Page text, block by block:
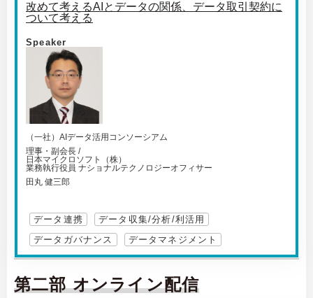
改めて考えるAIとデータの関係、データ取引契約に
ついて考える
Speaker
（一社）AIデータ活用コンソーシアム
理事・副会長 /
日本マイクロソフト（株）
業務執行役員 ナショナルテクノロジーオフィサー
田丸 健三郎
データ連携
データ収集/分析/利活用
データガバナンス
データマネジメント
第二部 オンライン配信